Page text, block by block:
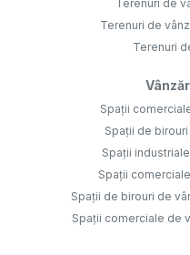
Terenuri de
Terenuri de
Terenuri
Spații
Spații de
Spații
Spații
Spații de birouri de
Spații comerciale de